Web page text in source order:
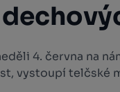
4. června na
vystoupí telčské